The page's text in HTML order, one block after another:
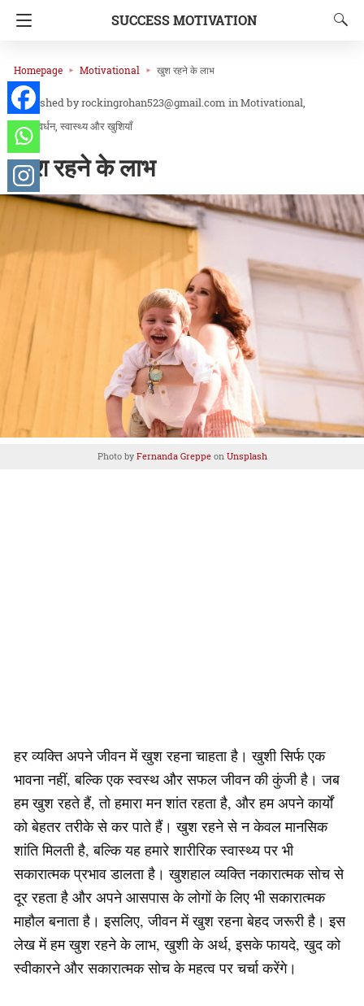
SUCCESS MOTIVATION
Homepage Motivational खुश रहने के लाभ
rockingrohan523@gmail.com inMotivational
उत्साहवर्धन स्वास्थ्य और खुशियाँ
खुश रहने के लाभ
Photo by Fernanda Greppeon Unsplash
हर व्यक्ति अपने जीवन में खुश रहना चाहता है। खुशी सिर्फ एक
भावना नहीं, बल्कि एक स्वस्थ और सफल जीवन की कुंजी है। जब
हम खुश रहते हैं, तो हमारा मन शांत रहता है, और हम अपने कार्यों
को बेहतर तरीके से कर पाते हैं। खुश रहने से न केवल मानसिक
शांति मिलती है, बल्कि यह हमारे शारीरिक स्वास्थ्य पर भी
सकारात्मक प्रभाव डालता है। खुशहाल व्यक्ति नकारात्मक सोच से
दूर रहता है और अपने आसपास के लोगों के लिए भी सकारात्मक
माहौल बनाता है। इसलिए, जीवन में खुश रहना बेहद जरूरी है। इस
लेख में हम खुश रहने के लाभ, खुशी के अर्थ, इसके फायदे, खुद को
स्वीकारने और सकारात्मक सोच के महत्व पर चर्चा करेंगे।